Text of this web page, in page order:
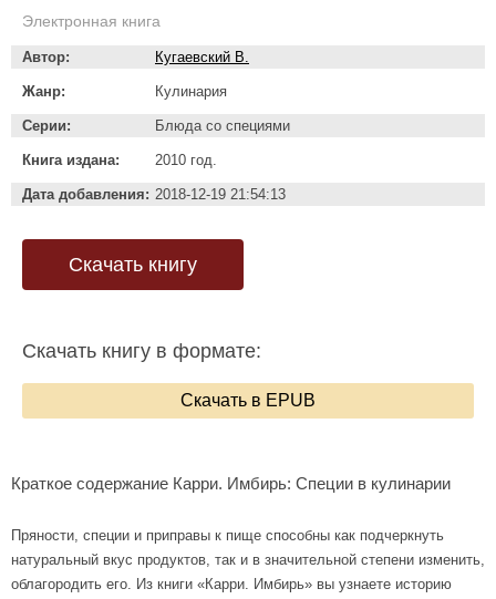
Электронная книга
Автор: Кугаевский В.
Жанр: Кулинария
Серии: Блюда со специями
Книга издана: 2010 год.
Дата добавления: 2018-12-19 21:54:13
Скачать книгу
Скачать книгу в формате:
Скачать в EPUB
Краткое содержание Карри. Имбирь: Специи в кулинарии
Пряности, специи и приправы к пище способны как подчеркнуть
натуральный вкус продуктов, так и в значительной степени изменить,
облагородить его. Из книги «Карри. Имбирь» вы узнаете историю